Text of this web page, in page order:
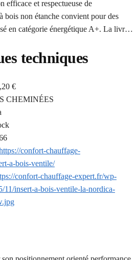
efficace et respectueuse de
bois non étanche convient pour des
en catégorie énergétique A+. La livr…
techniques
€
CHEMINÉES
confort-chauffage-
a-bois-ventile/
confort-chauffage-expert.fr/wp-
11/insert-a-bois-ventile-la-nordica-